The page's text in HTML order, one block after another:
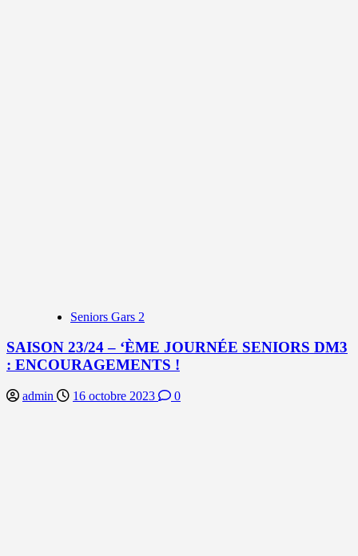
Seniors Gars 2
SAISON 23/24 – ‘ÈME JOURNÉE SENIORS DM3
: ENCOURAGEMENTS !
admin 16 octobre 2023 0